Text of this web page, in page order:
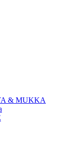
& MUKKA